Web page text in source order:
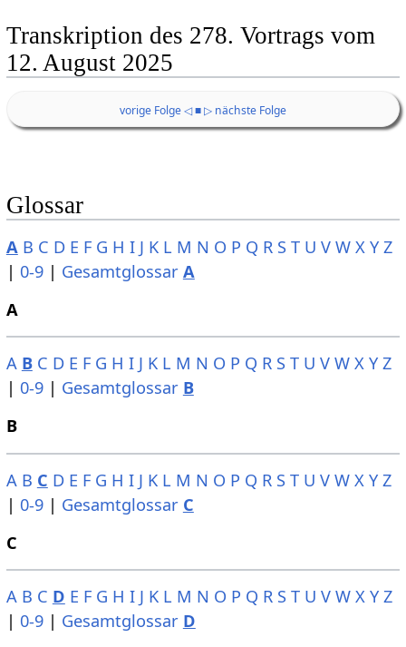
Transkription des 278. Vortrags vom
12. August 2025
vorige Folge ◁■▷ nächste Folge
Glossar
A B C D E F G H I J K L M N O P Q R S T U V W X Y Z
| 0-9| Gesamtglossar A
A
A B C D E F G H I J K L M N O P Q R S T U V W X Y Z
| 0-9| Gesamtglossar B
B
A B C D E F G H I J K L M N O P Q R S T U V W X Y Z
| 0-9| Gesamtglossar C
C
A B C D E F G H I J K L M N O P Q R S T U V W X Y Z
| 0-9| Gesamtglossar D